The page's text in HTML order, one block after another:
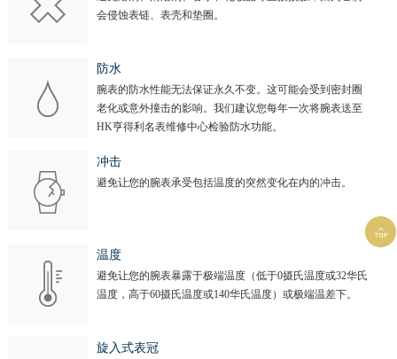
会侵蚀表链、表壳和垫圈。
防水
腕表的防水性能无法保证永久不变。这可能会受到密封圈
老化或意外撞击的影响。我们建议您每年一次将腕表送至
HK亨得利名表维修中心检验防水功能。
冲击
避免让您的腕表承受包括温度的突然变化在内的冲击。
温度
避免让您的腕表暴露于极端温度（低于0摄氏温度或32华氏
温度，高于60摄氏温度或140华氏温度）或极端温差下。
旋入式表冠
